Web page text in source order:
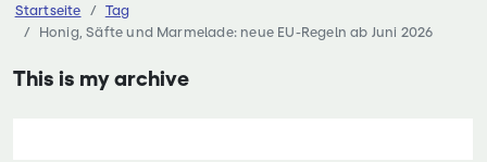
Startseite
Tag
Honig, Säfte und Marmelade: neue EU-Regeln ab Juni 2026
This is my archive